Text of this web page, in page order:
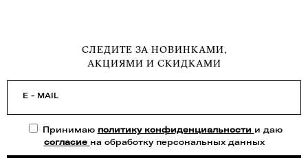
СЛЕДИТЕ ЗА НОВИНКАМИ,
АКЦИЯМИ И СКИДКАМИ
E - MAIL
Принимаю политику конфиденциальности и даю
согласие на обработку персональных данных